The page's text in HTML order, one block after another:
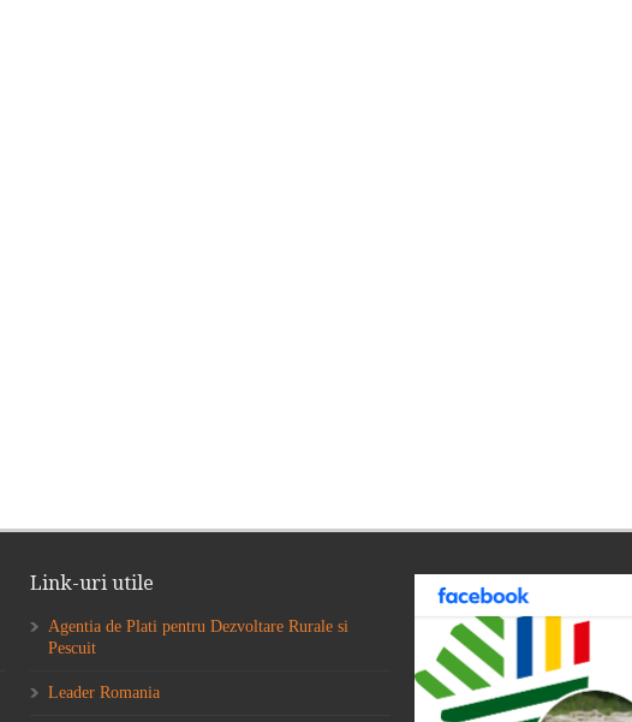
Link-uri utile
Agentia de Plati pentru Dezvoltare Rurale si
Pescuit
Leader Romania